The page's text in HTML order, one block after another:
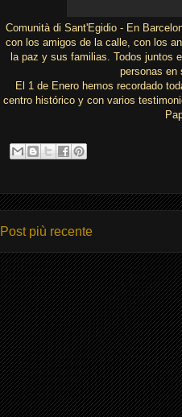
Comunità di Sant'Egidio - En
con los amigos de la calle, con los
la paz y sus familias. Todos juntos
personas en
El 1 de Enero hemos recordado
centro histórico y con varios
Post più recente